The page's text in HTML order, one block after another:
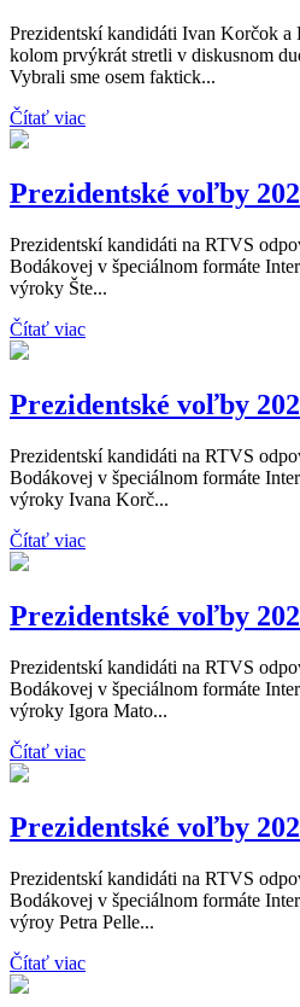
Prezidentskí kandidáti Ivan Korčok a
kolom prvýkrát stretli v diskusnom
Vybrali sme osem faktick...
Čítať viac
Prezidentské voľby
Prezidentskí kandidáti na RTVS
Bodákovej v špeciálnom formáte
výroky Šte...
Čítať viac
Prezidentské voľby
Prezidentskí kandidáti na RTVS
Bodákovej v špeciálnom formáte
výroky Ivana Korč...
Čítať viac
Prezidentské voľby
Prezidentskí kandidáti na RTVS
Bodákovej v špeciálnom formáte
výroky Igora Mato...
Čítať viac
Prezidentské voľby
Prezidentskí kandidáti na RTVS
Bodákovej v špeciálnom formáte
výroy Petra Pelle...
Čítať viac